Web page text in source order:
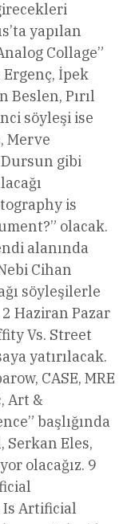
yapılan
Collage”
İpek
Beslen, Pırıl
söyleşi ise
Merve
Dursun gibi
is
olacak.
alanında
Cihan
söyleşilerle
2 Haziran Pazar
Vs. Street
yatırılacak.
CASE, MRE
Art &
başlığında
Serkan Eles,
olacağız. 9
Is Artificial